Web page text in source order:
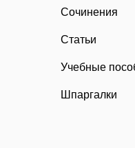
Сочинения
Статьи
Учебные
Шпаргалки